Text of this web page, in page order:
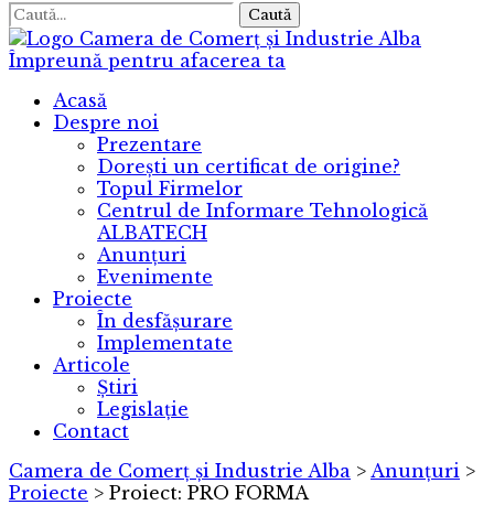
Caută
Camera de Comerț și Industrie Alba
Împreună pentru afacerea ta
Acasă
Despre noi
Prezentare
Dorești un certificat de origine?
Topul Firmelor
Centrul de Informare Tehnologică
ALBATECH
Anunțuri
Evenimente
Proiecte
În desfășurare
Implementate
Articole
Știri
Legislație
Contact
Camera de Comerț și Industrie Alba > Anunțuri >
Proiecte > Proiect: PRO FORMA